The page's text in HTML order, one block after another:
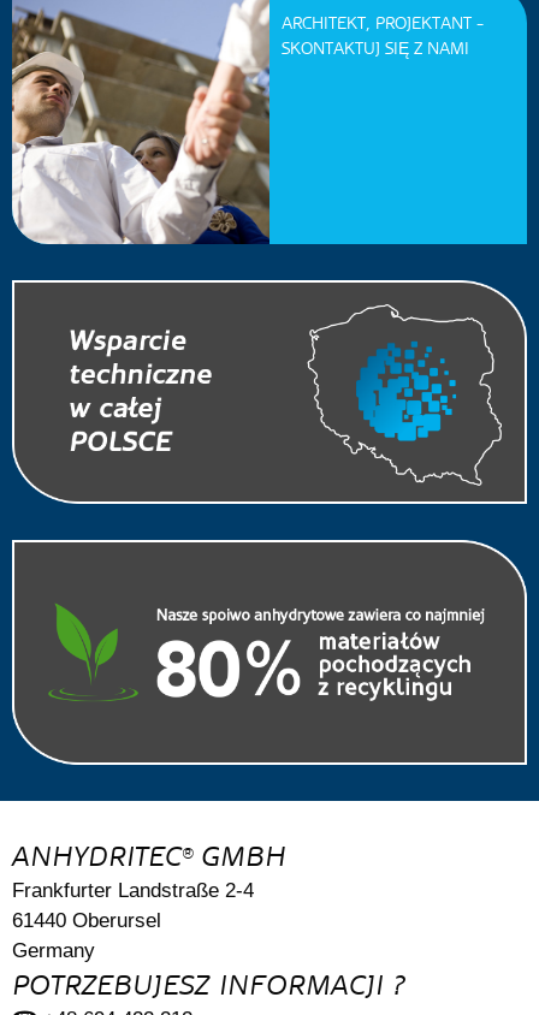
ARCHITEKT, PROJEKTANT -
SKONTAKTUJ SIĘ Z NAMI
ANHYDRITEC® GMBH
Frankfurter Landstraße 2-4
61440 Oberursel
Germany
POTRZEBUJESZ INFORMACJI ?